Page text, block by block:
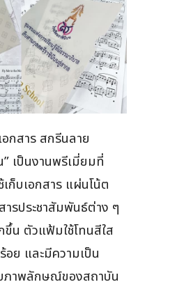
กสาร สกรีนลาย
” เป็นงานพรีเมี่ยมที่
ก็บเอกสาร แผ่นโน้ต
ารประชาสัมพันธ์ต่าง ๆ
ขึ้น ตัวแฟ้มใช้โทนสีใส
ย และมีความเป็น
ภาพลักษณ์ของสถาบัน